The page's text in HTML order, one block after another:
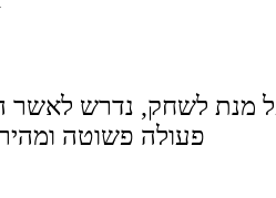
מנת לשחק, נדרש לאשר
פעולה פשוטה